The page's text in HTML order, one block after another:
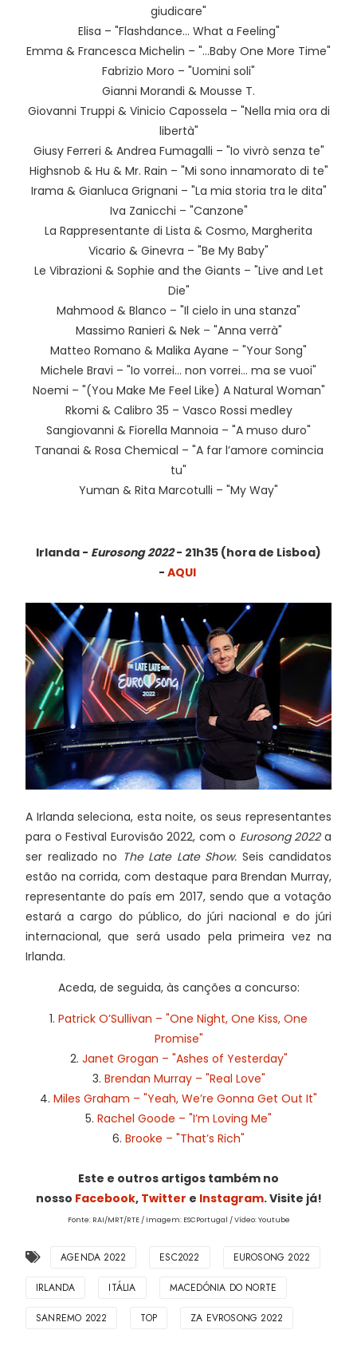
giudicare"
Elisa – "Flashdance… What a Feeling"
Emma & Francesca Michelin – "…Baby One More Time"
Fabrizio Moro – "Uomini soli"
Gianni Morandi & Mousse T.
Giovanni Truppi & Vinicio Capossela – "Nella mia ora di
libertà"
Giusy Ferreri & Andrea Fumagalli – "Io vivrò senza te"
Highsnob & Hu & Mr. Rain – "Mi sono innamorato di te"
Irama & Gianluca Grignani – "La mia storia tra le dita"
Iva Zanicchi – "Canzone"
La Rappresentante di Lista & Cosmo, Margherita
Vicario & Ginevra – "Be My Baby"
Le Vibrazioni & Sophie and the Giants – "Live and Let
Die"
Mahmood & Blanco – "Il cielo in una stanza"
Massimo Ranieri & Nek – "Anna verrà"
Matteo Romano & Malika Ayane – "Your Song"
Michele Bravi – "Io vorrei… non vorrei… ma se vuoi"
Noemi – "(You Make Me Feel Like) A Natural Woman"
Rkomi & Calibro 35 – Vasco Rossi medley
Sangiovanni & Fiorella Mannoia – "A muso duro"
Tananai & Rosa Chemical – "A far l’amore comincia
tu"
Yuman & Rita Marcotulli – "My Way"
Irlanda - Eurosong 2022- 21h35 (hora de Lisboa)
- AQUI
A Irlanda seleciona, esta noite, os seus representantes
para o Festival Eurovisão 2022, com o Eurosong 2022a
ser realizado no The Late Late Show. Seis candidatos
estão na corrida, com destaque para Brendan Murray,
representante do país em 2017, sendo que a votação
estará a cargo do público, do júri nacional e do júri
internacional, que será usado pela primeira vez na
Irlanda.
Aceda, de seguida, às canções a concurso:
1. Patrick O’Sullivan – "One Night, One Kiss, One
Promise"
2. Janet Grogan – "Ashes of Yesterday"
3. Brendan Murray – "Real Love"
4. Miles Graham – "Yeah, We’re Gonna Get Out It"
5. Rachel Goode – "I’m Loving Me"
6. Brooke – "That’s Rich"
Este e outros artigos também no
nosso Facebook, Twitter e Instagram. Visite já!
Fonte: RAI/MRT/RTE / Imagem: ESCPortugal / Vídeo: Youtube
AGENDA 2022 ESC2022 EUROSONG 2022
IRLANDA ITÁLIA MACEDÓNIA DO NORTE
SANREMO 2022 TOP ZA EVROSONG 2022